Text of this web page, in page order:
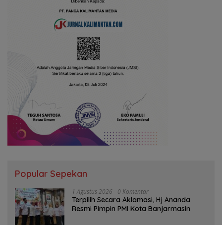
Popular Sepekan
1 Agustus 2026 0 Komentar
‎Terpilih Secara Aklamasi, Hj Ananda
Resmi Pimpin PMI Kota Banjarmasin